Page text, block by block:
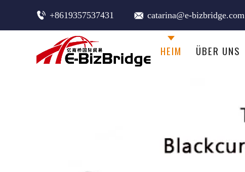
+8619357537431 catarina@e-bizbridge.com
HEIM ÜBER UNS